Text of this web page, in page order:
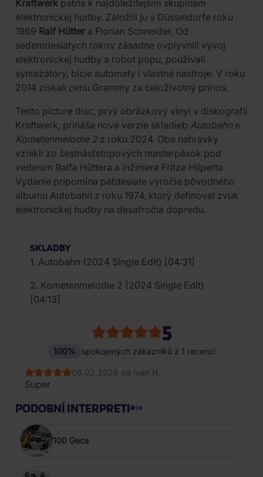
Kraftwerk patria k najdôležitejším skupinám
elektronickej hudby. Založili ju v Düsseldorfe roku
1969 Ralf Hütter a Florian Schneider. Od
sedemdesiatych rokov zásadne ovplyvnili vývoj
elektronickej hudby a robot popu, používali
syntezátory, bicie automaty i vlastné nástroje. V roku
2014 získali cenu Grammy za celoživotný prínos.
Tento picture disc, prvý obrázkový vinyl v diskografii
Kraftwerk, prináša nové verzie skladieb Autobahna
Kometenmelodie 2z roku 2024. Obe nahrávky
vznikli zo šestnásťstopových masterpások pod
vedením Ralfa Hüttera a inžiniera Fritze Hilperta.
Vydanie pripomína päťdesiate výročie pôvodného
albumu Autobahn z roku 1974, ktorý definoval zvuk
elektronickej hudby na desaťročia dopredu.
SKLADBY
1. Autobahn (2024 Single Edit) [04:31]
2. Kometenmelodie 2 (2024 Single Edit)
[04:13]
5
100% spokojených zákazníků z 1 recenzí
06.02.2026 od Ivan N.
Super
PODOBNÍ INTERPRETI
100 Gecs